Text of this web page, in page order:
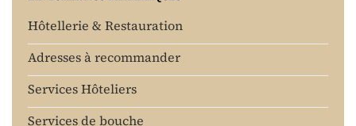
Hôtellerie & Restauration
Adresses à recommander
Services Hôteliers
Services de bouche